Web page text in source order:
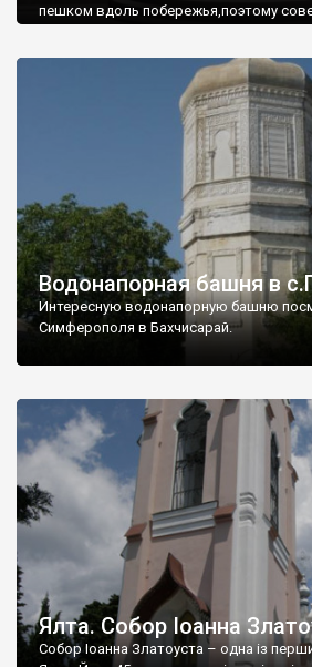
пешком вдоль побережья,поэтому
Водонапорная башня в
Интересную водонапорную башню
Симферополя в Бахчисарай.
Ялта. Собор Іоанна
Собор Іоанна Златоуста – одна із